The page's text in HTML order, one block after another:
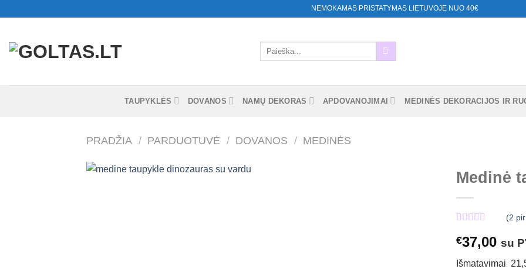
NEMOKAMAS PRISTATYMAS LIETUVOJE NUO 40€
Ieškoti:
TAUPYKLĖS DOVANOS NAMŲ DEKORAS APDOVANOJIMAI MEDINĖS DEKORACIJOS IR
PRADŽIA / PARDUOTUVĖ / DOVANOS / MEDINĖS
Medinė
5.00iš 5
(viso
įvertinimų:)
(2
€37,00 su
Išmatavimai